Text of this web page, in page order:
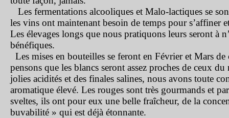
Les fermentations alcooliques et Malo-lactiques se
les vins ont maintenant besoin de temps pour s’affiner
Les élevages longs que nous pratiquons leurs seront à
bénéfiques.
Les mises en bouteilles se feront en Février et Mars de
pensons que les blancs seront assez proches de ceux
jolies acidités et des finales salines, nous avons toute
aromatique élevé. Les rouges sont très gourmands et
sveltes, ils ont pour eux une belle fraîcheur, de la
buvabilité » qui est déjà étonnante.